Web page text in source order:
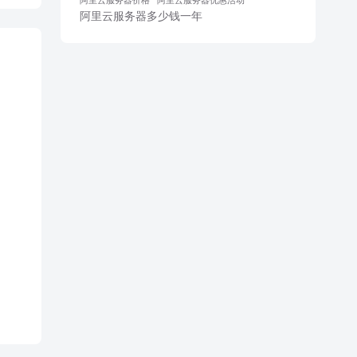
阿里云服务器多少钱一年